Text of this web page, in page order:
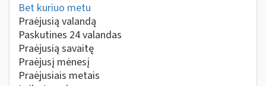
Bet kuriuo metu
Praėjusią valandą
Paskutines 24 valandas
Praėjusią savaitę
Praėjusį mėnesį
Praėjusiais metais